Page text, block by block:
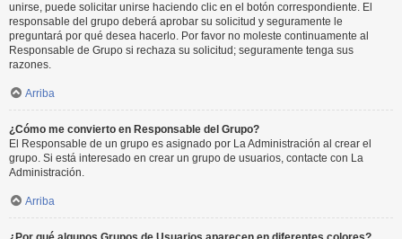
unirse, puede solicitar unirse haciendo clic en el botón correspondiente. El
responsable del grupo deberá aprobar su solicitud y seguramente le
preguntará por qué desea hacerlo. Por favor no moleste continuamente al
Responsable de Grupo si rechaza su solicitud; seguramente tenga sus
razones.
Arriba
¿Cómo me convierto en Responsable del Grupo?
El Responsable de un grupo es asignado por La Administración al crear el
grupo. Si está interesado en crear un grupo de usuarios, contacte con La
Administración.
Arriba